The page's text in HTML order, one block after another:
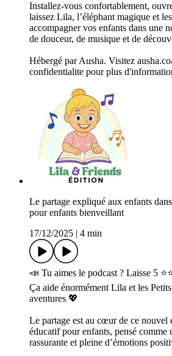
Installez-vous confortablement,
laissez Lila, l’éléphant magique et
accompagner vos enfants dans une
de douceur, de musique et de
Hébergé par Ausha. Visitez
confidentialite pour plus
Le partage expliqué aux enfants
pour enfants bienveillant
17/12/2025
4 min
📣 Tu aimes le podcast ? Laisse 5
Ça aide énormément Lila et les
aventures 💖
Le partage est au cœur de ce nouvel
éducatif pour enfants, pensé comme
rassurante et pleine d’émotions